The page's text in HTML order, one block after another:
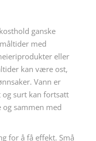
ganske
med
eller
kan være ost,
Vann er
surt kan fortsatt
og sammen med
for å få effekt. Små